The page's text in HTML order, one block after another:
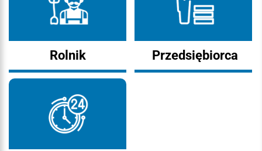
Rolnik Przedsiębiorca